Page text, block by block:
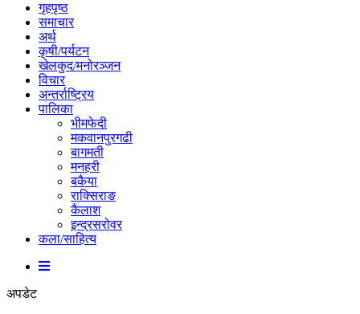
गृहपृष्ठ
समाचार
अर्थ
कृषी/पर्यटन
खेलकुद/मनोरञ्जन
विचार
अन्तर्राष्ट्रिय
पालिका
भीमफेदी
मकवानपुरगढी
बागमती
मनहरी
बकैया
राक्सिराङ
कैलाश
इन्द्रसरोवर
कला/साहित्य
अपडेट